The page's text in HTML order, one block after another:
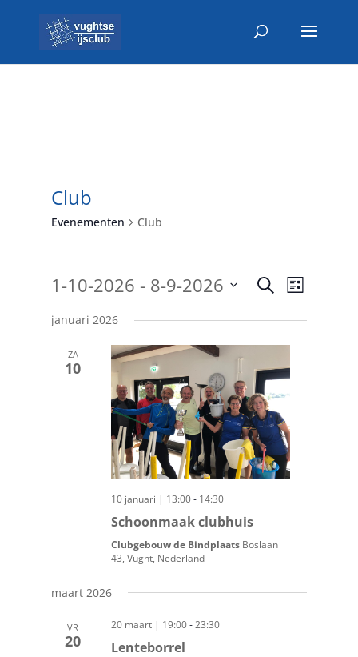
Club
Evenementen Club
Zoeken
en
navigatie
Zoeken
Lijst
1-10-2026 - 8-9-2026
een
januari 2026
ZA
10
10 januari | 13:00- 14:30
Schoonmaak clubhuis
Clubgebouw de Bindplaats Boslaan
43, Vught, Nederland
maart 2026
VR
20
20 maart | 19:00-23:30
Lenteborrel